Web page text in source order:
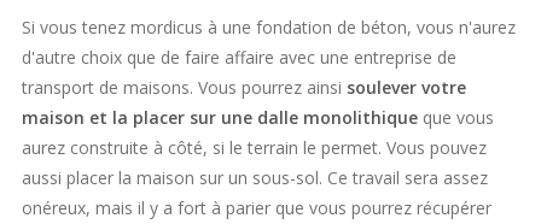
Si vous tenez mordicus à une fondation de béton, vous n'aurez
d'autre choix que de faire affaire avec une entreprise de
transport de maisons. Vous pourrez ainsi soulever votre
maison et la placer sur une dalle monolithique que vous
aurez construite à côté, si le terrain le permet. Vous pouvez
aussi placer la maison sur un sous-sol. Ce travail sera assez
onéreux, mais il y a fort à parier que vous pourrez récupérer